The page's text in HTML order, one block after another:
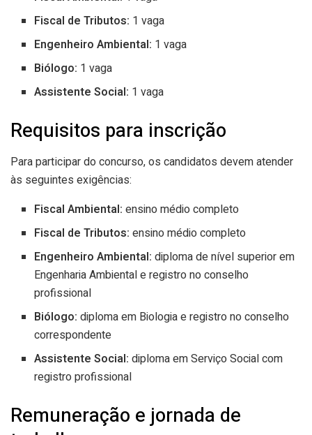
Fiscal de Tributos: 1 vaga
Engenheiro Ambiental: 1 vaga
Biólogo: 1 vaga
Assistente Social: 1 vaga
Requisitos para inscrição
Para participar do concurso, os candidatos devem atender
às seguintes exigências:
Fiscal Ambiental: ensino médio completo
Fiscal de Tributos: ensino médio completo
Engenheiro Ambiental: diploma de nível superior em
Engenharia Ambiental e registro no conselho
profissional
Biólogo: diploma em Biologia e registro no conselho
correspondente
Assistente Social: diploma em Serviço Social com
registro profissional
Remuneração e jornada de